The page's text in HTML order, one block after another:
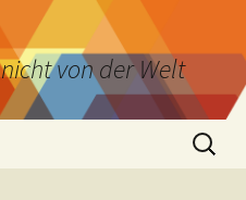
von der Welt
Suchen
nach: